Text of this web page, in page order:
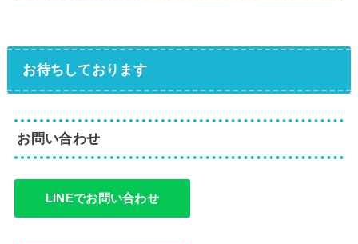
お待ちしております
お問い合わせ
LINEでお問い合わせ